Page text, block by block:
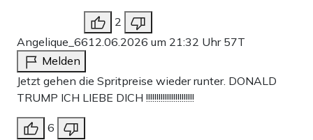
2
Angelique_6612.06.2026 um 21:32 Uhr 57T
Melden
Jetzt gehen die Spritpreise wieder runter. DONALD
TRUMP ICH LIEBE DICH !!!!!!!!!!!!!!!!!!!!!!!
6